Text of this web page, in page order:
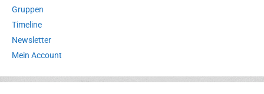
Gruppen
Timeline
Newsletter
Mein Account